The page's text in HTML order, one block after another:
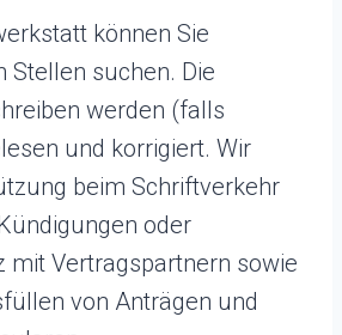
können Sie
Stellen suchen. Die
werden (falls
und korrigiert. Wir
beim Schriftverkehr
oder
mit Vertragspartnern sowie
von Anträgen und